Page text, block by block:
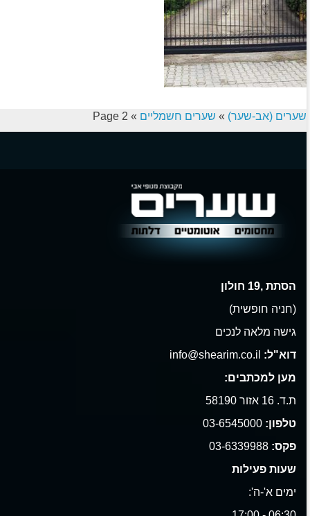
שערים (אב-שער) » שערים חשמליים »
Page 2
הסתת ,19 חולון
(חניה חופשית)
גישה מלאה לנכים
דוא"ל:
מען למכתבים:
ת.ד. 16 אזור 58190
טלפון:
פקס:
שעות פעילות
ימים א'-ה':